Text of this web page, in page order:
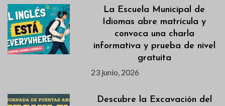
La Escuela Municipal de
Idiomas abre matrícula y
convoca una charla
informativa y prueba de nivel
gratuita
23 junio, 2026
Descubre la Excavación del